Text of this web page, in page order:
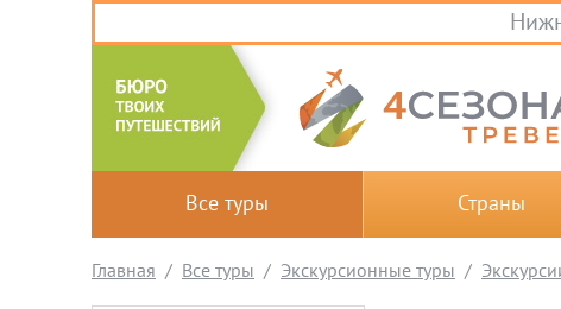
Все туры Страны
Главная Все туры Экскурсионные туры